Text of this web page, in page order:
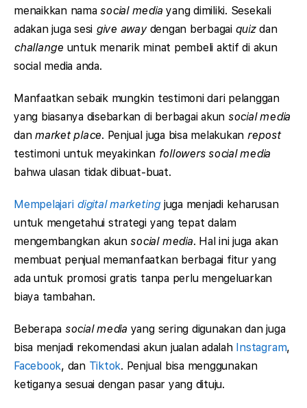
menaikkan namasocial media yang dimiliki. Sesekali
adakan juga sesi give awaydengan berbagai quizdan
challange untuk menarik minat pembeli aktif di akun
social media anda.
Manfaatkan sebaik mungkin testimoni dari pelanggan
yang biasanya disebarkan di berbagai akun social media
danmarket place. Penjual juga bisa melakukan repost
testimoni untuk meyakinkan followers social media
bahwa ulasan tidak dibuat-buat.
Mempelajari digital marketing juga menjadi keharusan
untuk mengetahui strategi yang tepat dalam
mengembangkan akunsocial media. Hal ini juga akan
membuat penjual memanfaatkan berbagai fitur yang
ada untuk promosi gratis tanpa perlu mengeluarkan
biaya tambahan.
Beberapa social media yang sering digunakan dan juga
bisa menjadi rekomendasi akun jualan adalah Instagram,
Facebook, dan Tiktok. Penjual bisa menggunakan
ketiganya sesuai dengan pasar yang dituju.